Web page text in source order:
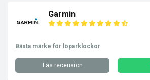
Garmin
Bästa märke för löparklockor
Läs recension